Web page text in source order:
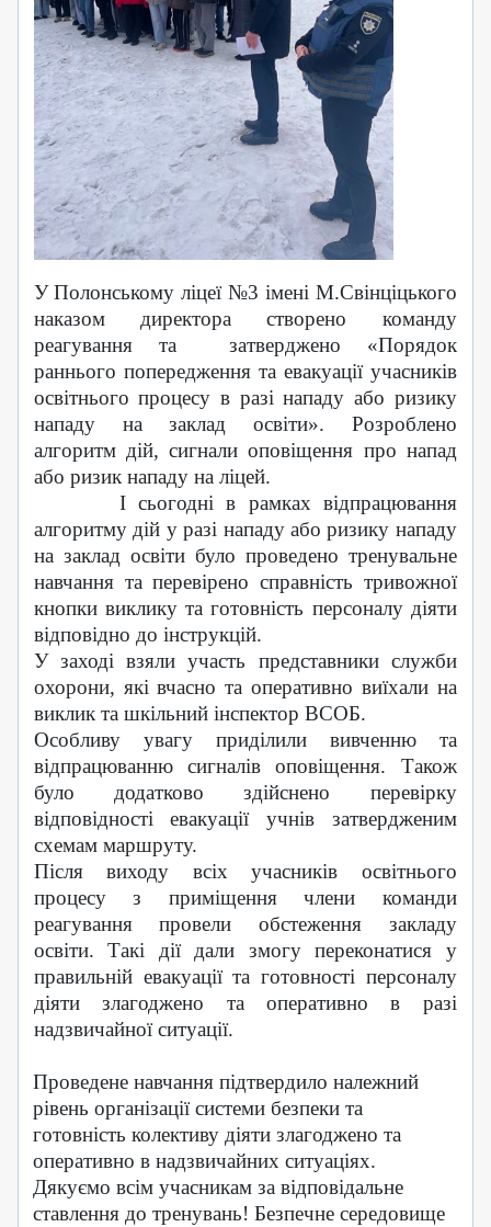
У Полонському ліцеї №3 імені М.Свінціцького
наказом директора створено команду
реагування та
затверджено «Порядок
раннього попередження та евакуації учасників
освітнього процесу в разі нападу або ризику
нападу на заклад освіти». Розроблено
алгоритм дій, сигнали оповіщення про напад
або ризик нападу на ліцей.
І сьогодні в рамках відпрацювання
алгоритму дій у разі нападу або ризику нападу
на заклад освіти було проведено тренувальне
навчання та перевірено справність тривожної
кнопки виклику та готовність персоналу діяти
відповідно до інструкцій.
У заході взяли участь представники служби
охорони, які вчасно та оперативно виїхали на
викликта шкільний інспектор ВСОБ.
Особливу увагу приділили вивченню та
відпрацюванню сигналів оповіщення. Також
було додатково здійснено перевірку
відповідності евакуації учнів затвердженим
схемам маршруту.
Після виходу всіх учасників освітнього
процесу з приміщення члени команди
реагування провели обстеження закладу
освіти.Такі дії дали змогу переконатися у
правильній евакуації та готовності персоналу
діяти злагоджено та оперативно в разі
надзвичайної ситуації.
Проведене навчання підтвердило належний
рівень організації системи безпеки та
готовність колективу діяти злагоджено та
оперативно в надзвичайних ситуаціях.
Дякуємо всім учасникам за відповідальне
ставлення до тренувань! Безпечне середовище